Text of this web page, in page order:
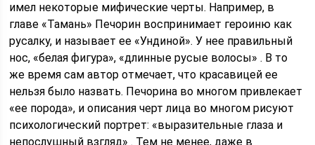
имел некоторые мифические черты. Например, в
главе «Тамань» Печорин воспринимает героиню как
русалку, и называет ее «Ундиной». У нее правильный
нос, «белая фигура», «длинные русые волосы» . В то
же время сам автор отмечает, что красавицей ее
нельзя было назвать. Печорина во многом привлекает
«ее порода», и описания черт лица во многом рисуют
психологический портрет: «выразительные глаза и
непослушный взгляд» . Тем не менее, даже в